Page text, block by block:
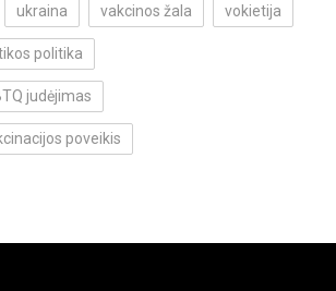
ukraina vakcinos žala vokietija
politika
judėjimas
poveikis